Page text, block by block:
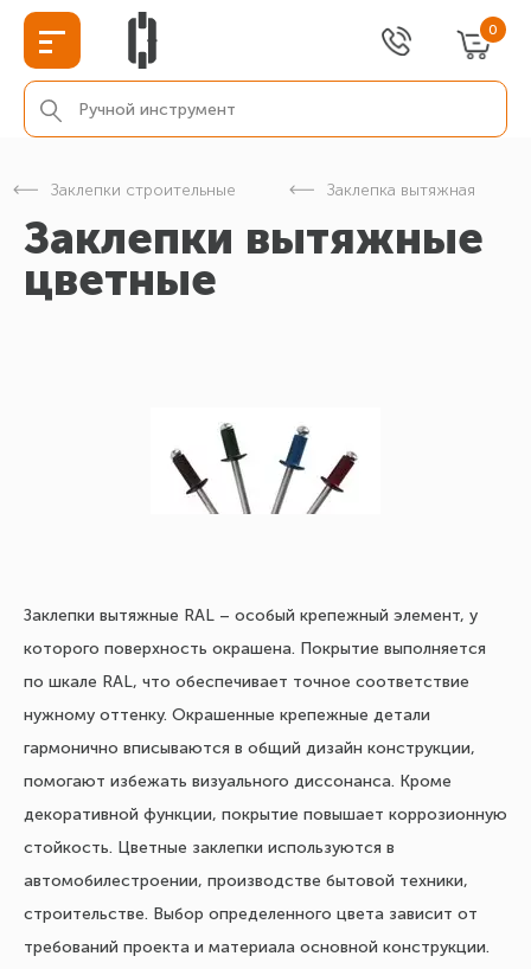
0
Заклепки строительные Заклепка вытяжная
Заклепки вытяжные
цветные
Заклепки вытяжные RAL – особый крепежный элемент, у
которого поверхность окрашена. Покрытие выполняется
по шкале RAL, что обеспечивает точное соответствие
нужному оттенку. Окрашенные крепежные детали
гармонично вписываются в общий дизайн конструкции,
помогают избежать визуального диссонанса. Кроме
декоративной функции, покрытие повышает коррозионную
стойкость. Цветные заклепки используются в
автомобилестроении, производстве бытовой техники,
строительстве. Выбор определенного цвета зависит от
требований проекта и материала основной конструкции.